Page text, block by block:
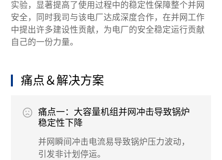
实验，显著提高了使用过程中的稳定性保障整个并网
安全，同时我司与该电厂达成深度合作，在并网工作
中提出许多建设性贡献，为电厂的安全稳定运行贡献
自己的一份力量。
痛点＆解决方案
痛点一：大容量机组并网冲击导致锅炉
稳定性下降
并网瞬间冲击电流易导致锅炉压力波动，
引发非计划停运。